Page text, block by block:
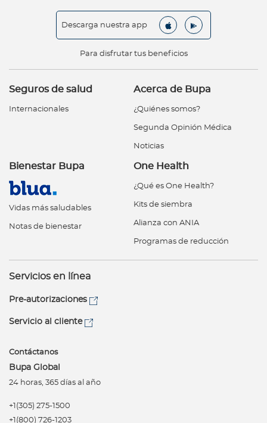
Descarga nuestra app
Para disfrutar tus beneficios
Seguros de salud
Internacionales
Acerca de Bupa
¿Quiénes somos?
Segunda Opinión Médica
Noticias
Bienestar Bupa
Vidas más saludables
Notas de bienestar
One Health
¿Qué es One Health?
Kits de siembra
Alianza con ANIA
Programas de reducción
Servicios en línea
Pre-autorizaciones
Servicio al cliente
Contáctanos
Bupa Global
24 horas, 365 días al año
+1(305) 275-1500
+1(800) 726-1203